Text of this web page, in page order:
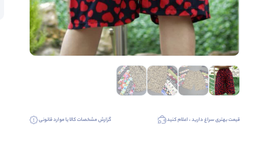
قیمت بهتری سراغ دارید ، اعلام کنید گزارش مشخصات کالا یا موارد قانونی